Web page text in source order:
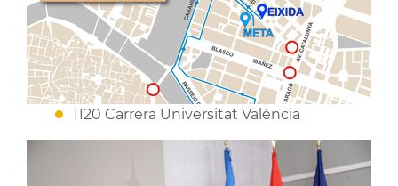
1120 Carrera Universitat València